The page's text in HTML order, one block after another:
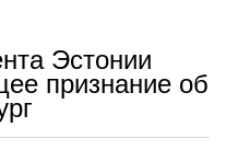
Эстонии
признание об